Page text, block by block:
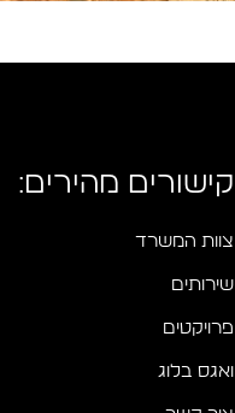
קישורים מהירים:
צוות המשרד
שירותים
פרויקטים
ואגס בלוג